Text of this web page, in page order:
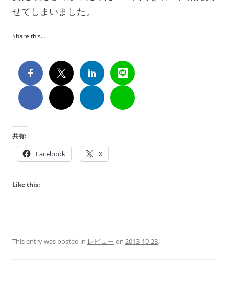
せてしまいました。
Share this…
共有:
Facebook X
Like this:
This entry was posted in レビュー on 2013-10-28.